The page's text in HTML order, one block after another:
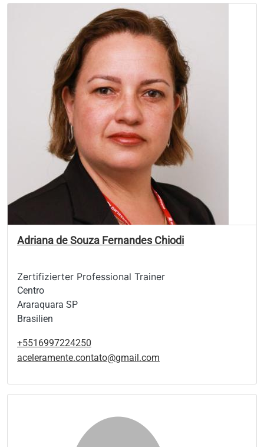
Adriana de Souza Fernandes Chiodi
Zertifizierter Professional Trainer
Centro
Araraquara SP
Brasilien
+5516997224250
aceleramente.contato@gmail.com